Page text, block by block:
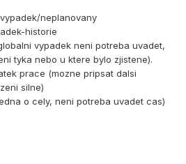
neplanovany
historie
vypadek neni potreba uvadet,
tyka nebo u ktere bylo zjistene).
prace (mozne pripsat dalsi
silne)
o cely, neni potreba uvadet cas)